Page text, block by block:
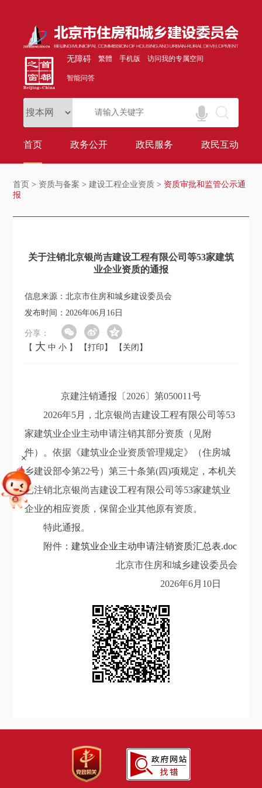
无障碍 繁體 手机版 访问我的专属空间
智能问答
首页 政务公开 政民服务 政民互动
首页 > 资质与备案 >建设工程企业资质 > 资质审批和监管公示通
报
关于注销北京银尚吉建设工程有限公司等53家建筑
业企业资质的通报
信息来源：北京市住房和城乡建设委员会
发布时间：2026年06月16日
分享：
【 大 中 小 】 【打印】 【关闭】
京建注销通报 〔2026〕第050011号
2026年5月，北京银尚吉建设工程有限公司等53
家建筑业企业主动申请注销其部分资质（见附
件） 。依据《建筑业企业资质管理规定》（住房城
乡建设部令第22号）第三十条第(四)项规定，本机关
已注销北京银尚吉建设工程有限公司等53家建筑业
企业的相应资质，保留企业其他原有资质。
特此通报。
附件：建筑业企业主动申请注销资质汇总表.doc
北京市住房和城乡建设委员会
2026年6月 10日
+